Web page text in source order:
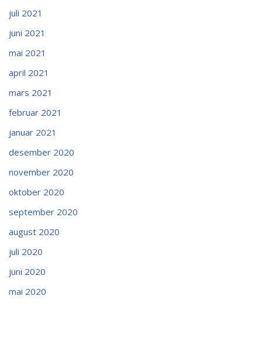
juli 2021
juni 2021
mai 2021
april 2021
mars 2021
februar 2021
januar 2021
desember 2020
november 2020
oktober 2020
september 2020
august 2020
juli 2020
juni 2020
mai 2020